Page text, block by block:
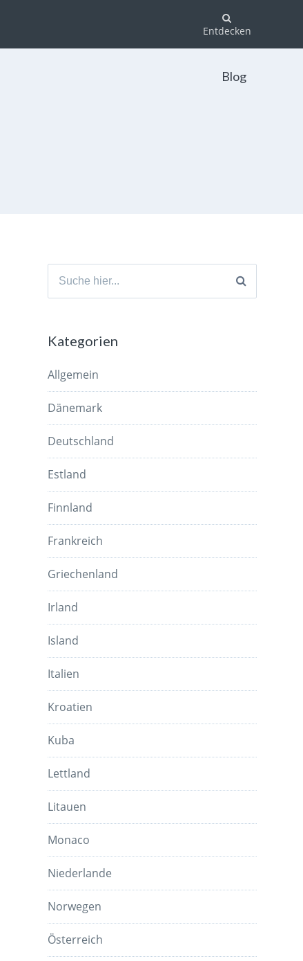
Entdecken
Blog
Suche
Kategorien
Allgemein
Dänemark
Deutschland
Estland
Finnland
Frankreich
Griechenland
Irland
Island
Italien
Kroatien
Kuba
Lettland
Litauen
Monaco
Niederlande
Norwegen
Österreich